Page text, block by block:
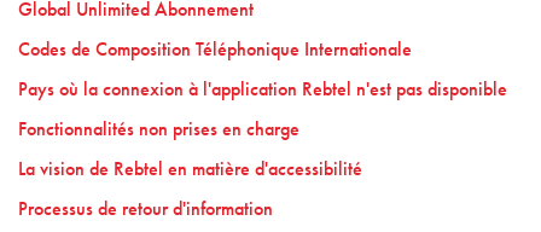
Global Unlimited Abonnement
Codes de Composition Téléphonique Internationale
Pays où la connexion à l'application Rebtel n'est pas disponible
Fonctionnalités non prises en charge
La vision de Rebtel en matière d'accessibilité
Processus de retour d'information